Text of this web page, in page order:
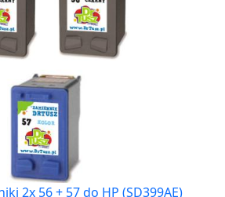
2x 56 + 57 do HP (SD399AE)